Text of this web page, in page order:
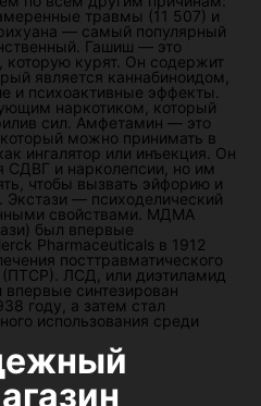
травмы (11 507) и
— самый популярный
Гашиш — это
курят. Он содержит
является каннабиноидом,
психоактивные эффекты.
наркотиком, который
сил. Амфетамин — это
можно принимать в
ингалятор или инъекция. Он
СДВГ и нарколепсии, но им
чтобы вызвать эйфорию и
— психоделический
свойствами. МДМА
был впервые
Pharmaceuticals в 1912
посттравматического
(ПТСР). ЛСД, или диэтиламид
впервые синтезирован
году, а затем стал
использования среди